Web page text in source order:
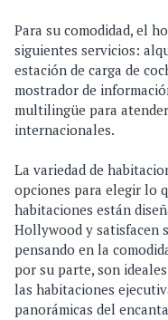
Para su comodidad, el
siguientes servicios:
estación de carga de
mostrador de
multilingüe para
internacionales.
La variedad de
opciones para elegir lo
habitaciones están
Hollywood y satisfacen
pensando en la
por su parte, son
las habitaciones
panorámicas del